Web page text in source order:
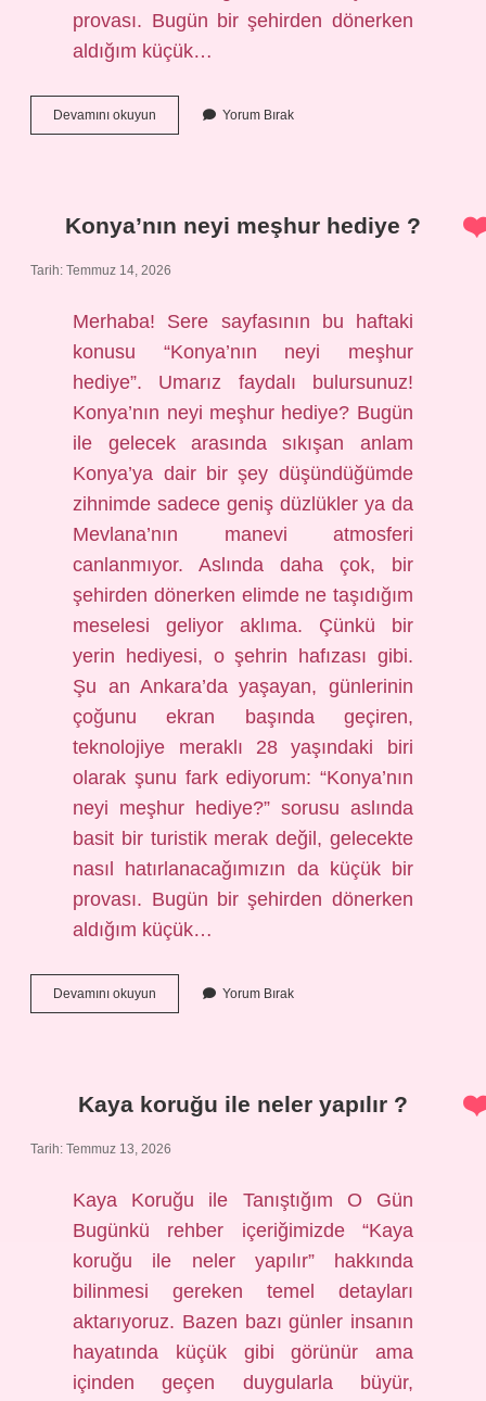
provası. Bugün bir şehirden dönerken
aldığım küçük…
Devamını okuyun Konya’nın
neyi
Yorum Bırak
Konya’nın neyi meşhur hediye ?
Tarih: Temmuz 14, 2026
Merhaba! Sere sayfasının bu haftaki
konusu “Konya’nın neyi meşhur
hediye”. Umarız faydalı bulursunuz!
Konya’nın neyi meşhur hediye? Bugün
ile gelecek arasında sıkışan anlam
Konya’ya dair bir şey düşündüğümde
zihnimde sadece geniş düzlükler ya da
Mevlana’nın manevi atmosferi
canlanmıyor. Aslında daha çok, bir
şehirden dönerken elimde ne taşıdığım
meselesi geliyor aklıma. Çünkü bir
yerin hediyesi, o şehrin hafızası gibi.
Şu an Ankara’da yaşayan, günlerinin
çoğunu ekran başında geçiren,
teknolojiye meraklı 28 yaşındaki biri
olarak şunu fark ediyorum: “Konya’nın
neyi meşhur hediye?” sorusu aslında
basit bir turistik merak değil, gelecekte
nasıl hatırlanacağımızın da küçük bir
provası. Bugün bir şehirden dönerken
aldığım küçük…
Devamını okuyun Konya’nın
neyi
Yorum Bırak
Kaya koruğu ile neler yapılır ?
Tarih: Temmuz 13, 2026
Kaya Koruğu ile Tanıştığım O Gün
Bugünkü rehber içeriğimizde “Kaya
koruğu ile neler yapılır” hakkında
bilinmesi gereken temel detayları
aktarıyoruz. Bazen bazı günler insanın
hayatında küçük gibi görünür ama
içinden geçen duygularla büyür,